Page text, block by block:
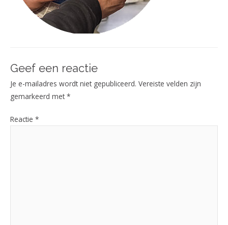
Geef een reactie
Je e-mailadres wordt niet gepubliceerd. Vereiste velden zijn
gemarkeerd met*
Reactie *